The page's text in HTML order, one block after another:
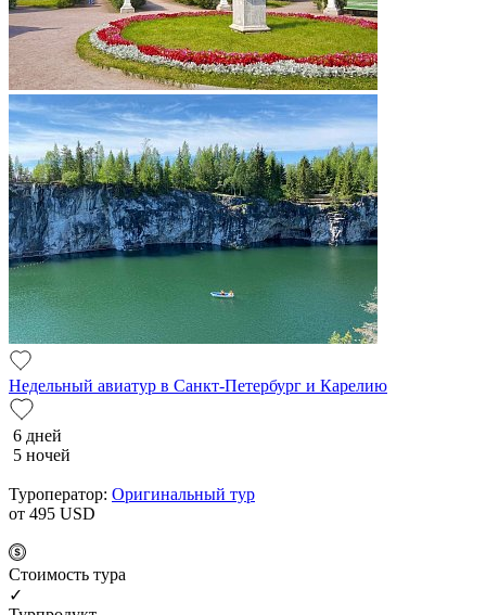
Недельный авиатур в Санкт-Петербург и Карелию
6 дней
5 ночей
Туроператор: Оригинальный тур
от 495 USD
Cтоимость тура
✓